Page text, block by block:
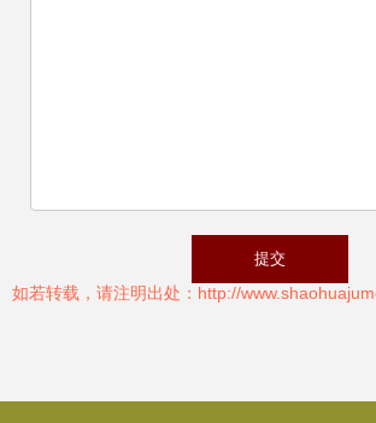
如若转载，请注明出处：http://